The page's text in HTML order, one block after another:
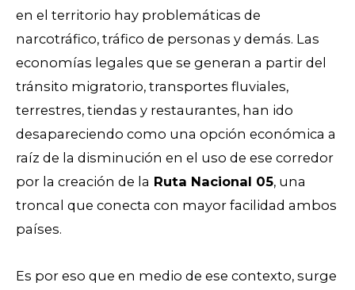
en el territorio hay problemáticas de
narcotráfico, tráfico de personas y demás. Las
economías legales que se generan a partir del
tránsito migratorio, transportes fluviales,
terrestres, tiendas y restaurantes, han ido
desapareciendo como una opción económica a
raíz de la disminución en el uso de ese corredor
por la creación de la Ruta Nacional 05, una
troncal que conecta con mayor facilidad ambos
países.
Es por eso que en medio de ese contexto, surge